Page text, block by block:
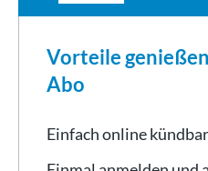
Vorteile
Abo
Einfach online kündbar